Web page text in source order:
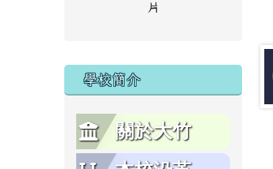
片
學校簡介
關於大竹